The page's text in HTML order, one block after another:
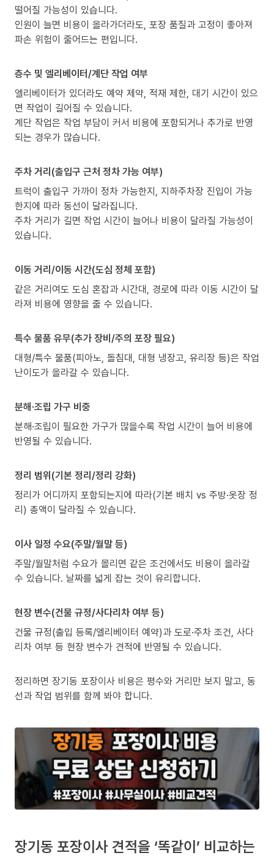
떨어질 가능성이 있습니다.
인원이 늘면 비용이 올라가더라도, 포장 품질과 고정이 좋아져
파손 위험이 줄어드는 편입니다.
층수 및 엘리베이터/계단 작업 여부
엘리베이터가 있더라도 예약 제약, 적재 제한, 대기 시간이 있으
면 작업이 길어질 수 있습니다.
계단 작업은 작업 부담이 커서 비용에 포함되거나 추가로 반영
되는 경우가 많습니다.
주차 거리(출입구 근처 정차 가능 여부)
트럭이 출입구 가까이 정차 가능한지, 지하주차장 진입이 가능
한지에 따라 동선이 달라집니다.
주차 거리가 길면 작업 시간이 늘어나 비용이 달라질 가능성이
있습니다.
이동 거리/이동 시간(도심 정체 포함)
같은 거리여도 도심 혼잡과 시간대, 경로에 따라 이동 시간이 달
라져 비용에 영향을 줄 수 있습니다.
특수 물품 유무(추가 장비/주의 포장 필요)
대형/특수 물품(피아노, 돌침대, 대형 냉장고, 유리장 등)은 작업
난이도가 올라갈 수 있습니다.
분해·조립 가구 비중
분해·조립이 필요한 가구가 많을수록 작업 시간이 늘어 비용에
반영될 수 있습니다.
정리 범위(기본 정리/정리 강화)
정리가 어디까지 포함되는지에 따라(기본 배치 vs 주방·옷장 정
리) 총액이 달라질 수 있습니다.
이사 일정 수요(주말/월말 등)
주말/월말처럼 수요가 몰리면 같은 조건에서도 비용이 올라갈
수 있습니다. 날짜를 넓게 잡는 것이 유리합니다.
현장 변수(건물 규정/사다리차 여부 등)
건물 규정(출입 등록/엘리베이터 예약)과 도로·주차 조건, 사다
리차 여부 등 현장 변수가 견적에 반영될 수 있습니다.
정리하면 장기동 포장이사 비용은 평수와 거리만 보지 말고, 동
선과 작업 범위를 함께 봐야 합니다.
장기동 포장이사 견적을 ‘똑같이’ 비교하는